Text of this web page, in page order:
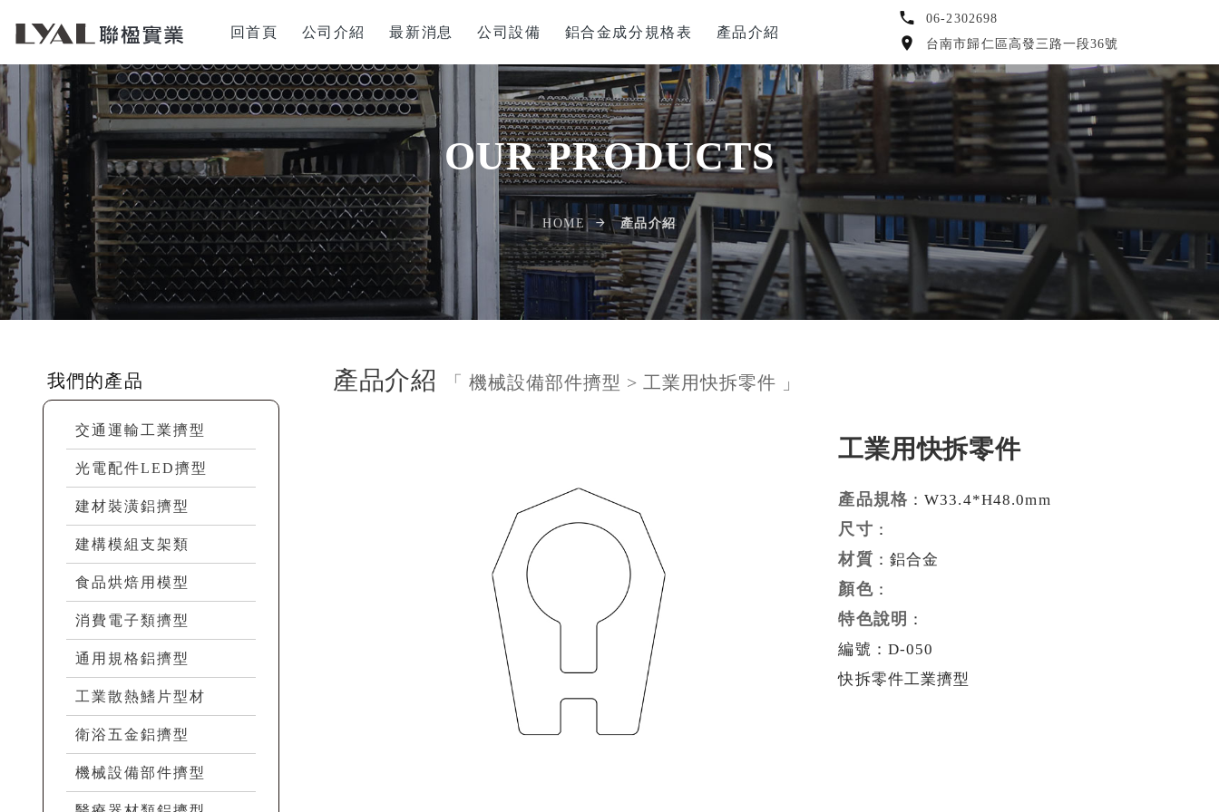
06-2302698
台南市歸仁區高發三路一段36號
回首頁 公司介紹 最新消息 公司設備 鋁合金成分規格表 產品介紹
OUR PRODUCTS
HOME 產品介紹
我們的產品
交通運輸工業擠型
光電配件LED擠型
建材裝潢鋁擠型
建構模組支架類
食品烘焙用模型
消費電子類擠型
通用規格鋁擠型
工業散熱鰭片型材
衛浴五金鋁擠型
機械設備部件擠型
產品介紹 「 機械設備部件擠型 > 工業用快拆零件 」
工業用快拆零件
產品規格：W33.4*H48.0mm
尺寸 ：
材質 ：鋁合金
顏色：
特色說明 ：
編號：D-050
快拆零件工業擠型